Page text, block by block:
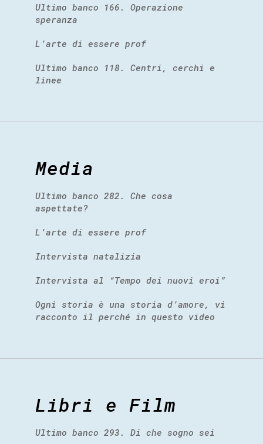
Ultimo banco 166. Operazione
speranza
L’arte di essere prof
Ultimo banco 118. Centri, cerchi e
linee
Media
Ultimo banco 282. Che cosa
aspettate?
L’arte di essere prof
Intervista natalizia
Intervista al “Tempo dei nuovi eroi”
Ogni storia è una storia d’amore, vi
racconto il perché in questo video
Libri e Film
Ultimo banco 293. Di che sogno sei